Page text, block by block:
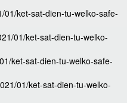
01/ket-sat-dien-tu-welko-safe-
01/ket-sat-dien-tu-welko-
ket-sat-dien-tu-welko-safe-
01/ket-sat-dien-tu-welko-